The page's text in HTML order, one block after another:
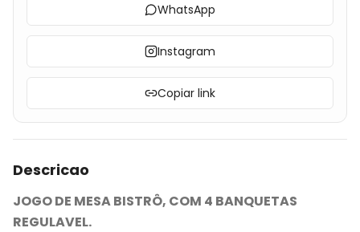
WhatsApp
Instagram
Copiar link
Descricao
JOGO DE MESA BISTRÔ, COM 4 BANQUETAS
REGULAVEL.